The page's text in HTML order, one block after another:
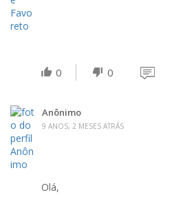
0 0
Anônimo
9 ANOS, 2 MESES ATRÁS
Olá,